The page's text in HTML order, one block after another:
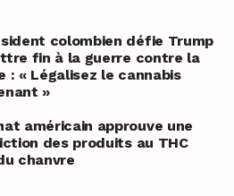
colombien défie Trump
fin à la guerre contre la
: « Légalisez le cannabis
»
américain approuve une
des produits au THC
chanvre